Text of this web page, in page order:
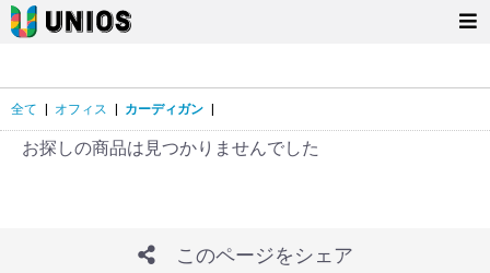
全て オフィス カーディガン
お探しの商品は見つかりませんでした
このページをシェア